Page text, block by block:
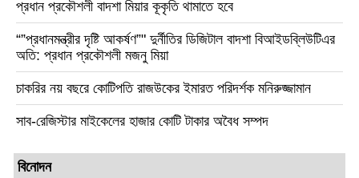
প্রধান প্রকৌশলী বাদশা মিয়ার কূকৃতি থামাতে হবে
“”প্রধানমন্ত্রীর দৃষ্টি আকর্ষণ”" দুর্নীতির ডিজিটাল বাদশা বিআইডব্লিউটিএর
অতি: প্রধান প্রকৌশলী মজনু মিয়া
চাকরির নয় বছরে কোটিপতি রাজউকের ইমারত পরিদর্শক মনিরুজ্জামান
সাব-রেজিস্টার মাইকেলের হাজার কোটি টাকার অবৈধ সম্পদ
বিনোদন